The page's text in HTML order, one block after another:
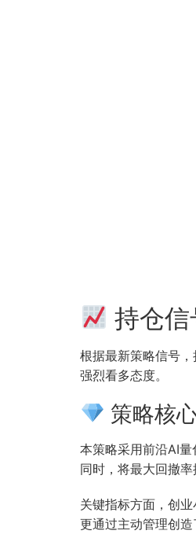
持仓
根据最新策略信号
强烈看多态度。
策略核
本策略采用前沿AI
同时，将最大回撤
关键指标方面，创
更通过主动管理创造